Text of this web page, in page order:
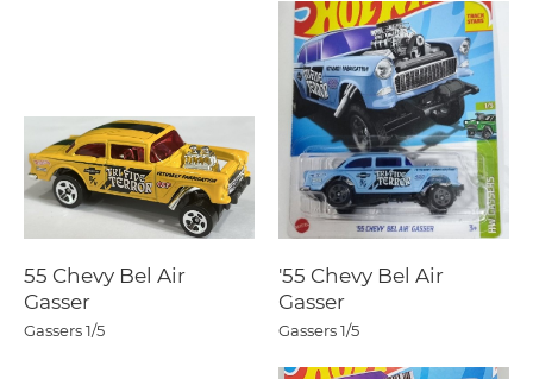
55 Chevy Bel Air
Gasser
Gassers1/5
'55 Chevy Bel Air
Gasser
Gassers1/5